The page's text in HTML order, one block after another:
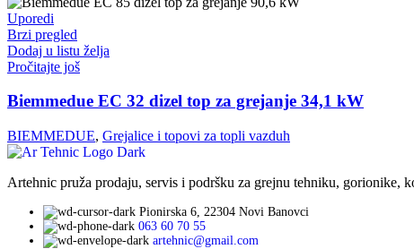
Uporedi
Brzi pregled
Dodaj u listu želja
Pročitajte još
Biemmedue EC 32 dizel top za grejanje 34,1 kW
BIEMMEDUE, Grejalice i topovi za topli vazduh
Artehnic pruža prodaju, servis i podršku za grejnu tehniku, gorionike,
Pionirska 6, 22304 Novi Banovci
063 60 70 55
artehnic@gmail.com